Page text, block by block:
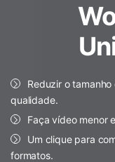
Sala de imprensa
Suporte
UniConverter
UniConverter
AniSmall para
Ferramentas Online
Ajuda
Guia
Como usar o
passo a passo abaixo.
Atualize para a V17
Reduzir o
qualidade.
Faça vídeo menor
Um clique para
formatos.